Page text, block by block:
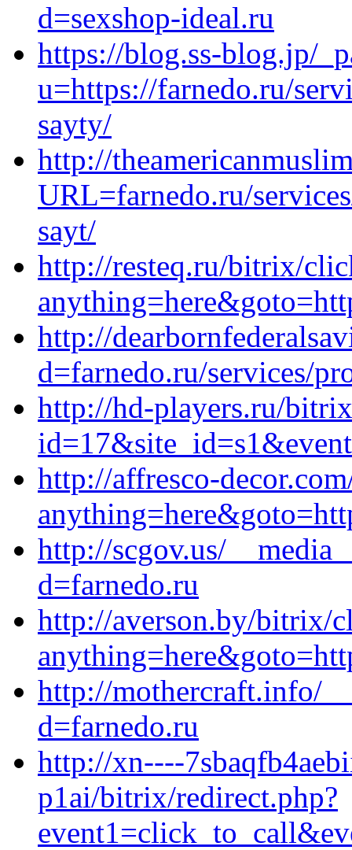
d=sexshop-ideal.ru
https://blog.ss-blog.jp/
u=https://farnedo.ru/
sayty/
http://
URL=farnedo.ru/
sayt/
http://resteq.ru/bitrix/
http://
d=farnedo.ru/services/
http://hd-players.ru/
http://affresco-
http://scgov.us/
d=farnedo.ru
http://averson.by/bitrix/
http://mothercraft.info/
d=farnedo.ru
http://xn----
p1ai/bitrix/redirect.php?